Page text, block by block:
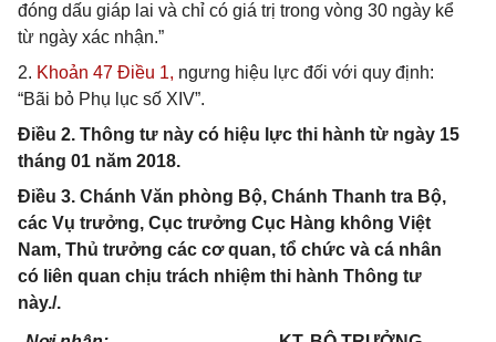
đóng dấu giáp lai và chỉ có giá trị trong vòng 30 ngày kể
từ ngày xác nhận.”
2. Khoản 47 Điều 1, ngưng hiệu lực đối với quy định:
“Bãi bỏ Phụ lục số XIV”.
Điều 2. Thông tư này có hiệu lực thi hành từ ngày 15
tháng 01 năm 2018.
Điều 3. Chánh Văn phòng Bộ, Chánh Thanh tra Bộ,
các Vụ trưởng, Cục trưởng Cục Hàng không Việt
Nam, Thủ trưởng các cơ quan, tổ chức và cá nhân
có liên quan chịu trách nhiệm thi hành Thông tư
này./.